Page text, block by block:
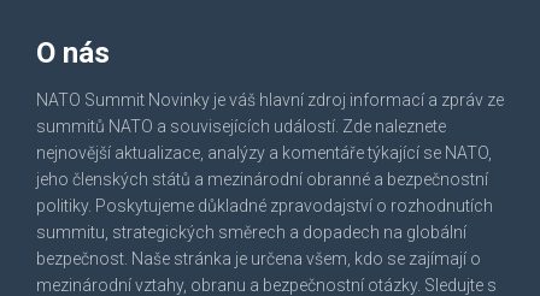
O nás
NATO Summit Novinky je váš hlavní zdroj informací a zpráv ze
summitů NATO a souvisejících událostí. Zde naleznete
nejnovější aktualizace, analýzy a komentáře týkající se NATO,
jeho členských států a mezinárodní obranné a bezpečnostní
politiky. Poskytujeme důkladné zpravodajství o rozhodnutích
summitu, strategických směrech a dopadech na globální
bezpečnost. Naše stránka je určena všem, kdo se zajímají o
mezinárodní vztahy, obranu a bezpečnostní otázky. Sledujte s